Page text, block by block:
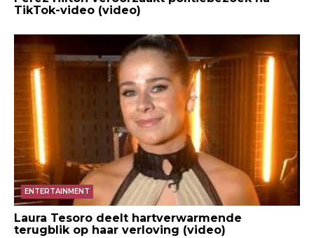
TikTok-video (video)
ENTERTAINMENT
Laura Tesoro deelt hartverwarmende
terugblik op haar verloving (video)